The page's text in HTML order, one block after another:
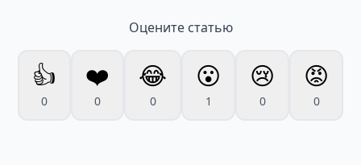
Оцените статью
👍
0
❤️
0
😂
0
😮
1
😢
0
😡
0